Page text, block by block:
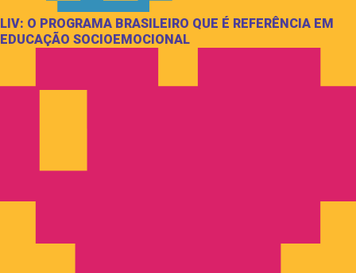
LIV: O PROGRAMA BRASILEIRO QUE É REFERÊNCIA EM
EDUCAÇÃO SOCIOEMOCIONAL